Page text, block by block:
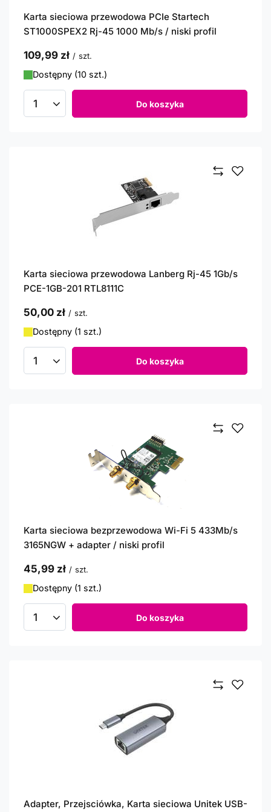
Karta sieciowa przewodowa PCIe Startech
ST1000SPEX2 Rj-45 1000 Mb/s / niski profil
109,99 zł / szt.
Dostępny (10 szt.)
Ilość produktów Do koszyka
Karta sieciowa przewodowa Lanberg Rj-45 1Gb/s
PCE-1GB-201 RTL8111C
50,00 zł / szt.
Dostępny (1 szt.)
Ilość produktów Do koszyka
Karta sieciowa bezprzewodowa Wi-Fi 5 433Mb/s
3165NGW + adapter / niski profil
45,99 zł / szt.
Dostępny (1 szt.)
Ilość produktów Do koszyka
Adapter, Przejsciówka, Karta sieciowa Unitek USB-